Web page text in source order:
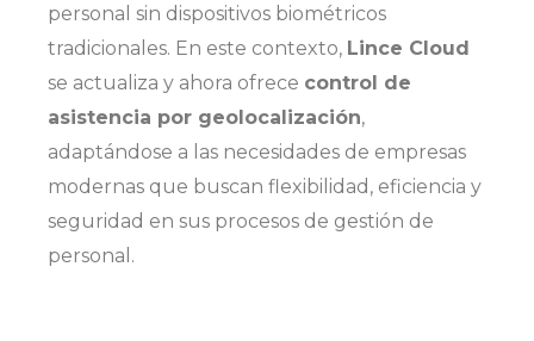
personal sin dispositivos biométricos
tradicionales. En este contexto, Lince Cloud
se actualiza y ahora ofrece control de
asistencia por geolocalización,
adaptándose a las necesidades de empresas
modernas que buscan flexibilidad, eficiencia y
seguridad en sus procesos de gestión de
personal.